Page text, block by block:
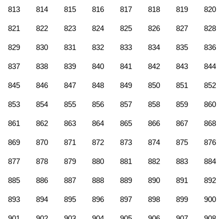
813 814 815 816 817 818 819 820
821 822 823 824 825 826 827 828
829 830 831 832 833 834 835 836
837 838 839 840 841 842 843 844
845 846 847 848 849 850 851 852
853 854 855 856 857 858 859 860
861 862 863 864 865 866 867 868
869 870 871 872 873 874 875 876
877 878 879 880 881 882 883 884
885 886 887 888 889 890 891 892
893 894 895 896 897 898 899 900